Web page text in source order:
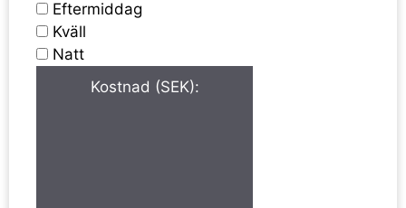
Eftermiddag
Kväll
Natt
Kostnad (SEK):